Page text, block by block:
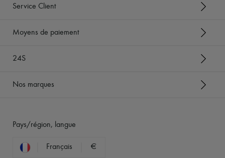
Service Client
Moyens de paiement
24S
Nos marques
Pays/région, langue
Français €